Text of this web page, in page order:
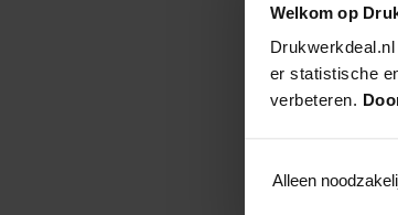
Welkom op
er statistische
verbeteren.
Alleen